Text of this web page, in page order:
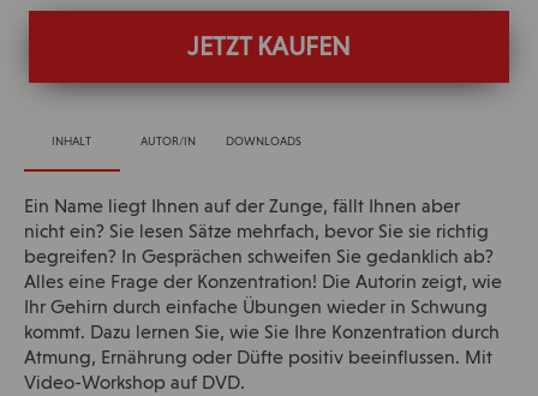
JETZT KAUFEN
INHALT AUTOR/IN DOWNLOADS
Ein Name liegt Ihnen auf der Zunge, fällt Ihnen aber
nicht ein? Sie lesen Sätze mehrfach, bevor Sie sie richtig
begreifen? In Gesprächen schweifen Sie gedanklich ab?
Alles eine Frage der Konzentration! Die Autorin zeigt, wie
Ihr Gehirn durch einfache Übungen wieder in Schwung
kommt. Dazu lernen Sie, wie Sie Ihre Konzentration durch
Atmung, Ernährung oder Düfte positiv beeinflussen. Mit
Video-Workshop auf DVD.